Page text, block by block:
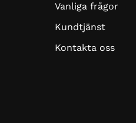
Vanliga frågor
Kundtjänst
Kontakta oss